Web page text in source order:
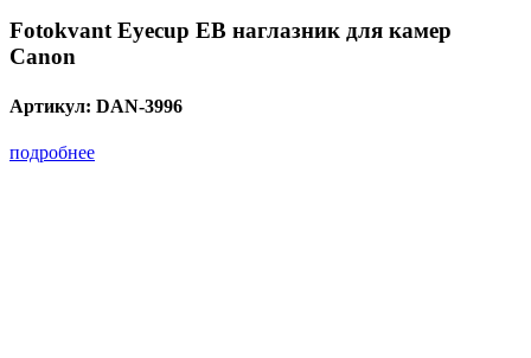
Fotokvant Eyecup EB наглазник для камер
Canon
Артикул: DAN-3996
подробнее